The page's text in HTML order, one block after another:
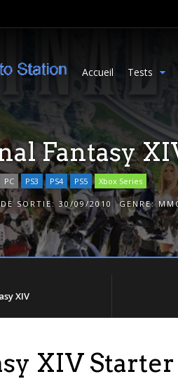
Accueil Tests
Fantasy
PC PS3 PS4 PS5 Xbox Series
SORTIE: 30/09/2010 GENRE:
XIV
XIV